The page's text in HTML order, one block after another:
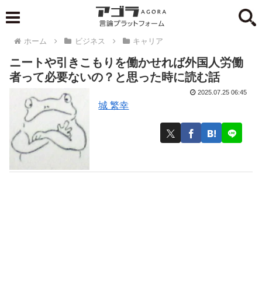
ホーム ビジネス キャリア
ニートや引きこもりを働かせれば外国人労働
者って必要ないの？と思った時に読む話
城 繁幸
2025.07.25 06:45